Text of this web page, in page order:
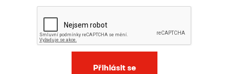
Přihlásit se